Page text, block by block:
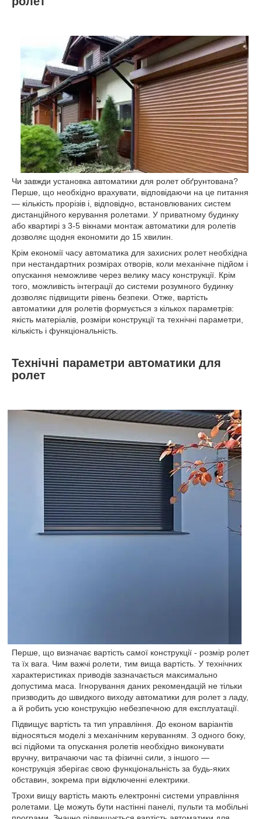
Чи завжди установка автоматики для ролет обґрунтована?
Перше, що необхідно врахувати, відповідаючи на це питання
— кількість прорізів і, відповідно, встановлюваних систем
дистанційного керування ролетами. У приватному будинку
або квартирі з 3-5 вікнами монтаж автоматики для ролетів
дозволяє щодня економити до 15 хвилин.
Крім економії часу автоматика для захисних ролет необхідна
при нестандартних розмірах отворів, коли механічне підйом і
опускання неможливе через велику масу конструкції. Крім
того, можливість інтеграції до системи розумного будинку
дозволяє підвищити рівень безпеки. Отже, вартість
автоматики для ролетів формується з кількох параметрів:
якість матеріалів, розміри конструкції та технічні параметри,
кількість і функціональність.
Технічні параметри автоматики для
ролет
Перше, що визначає вартість самої конструкції - розмір ролет
та їх вага. Чим важчі ролети, тим вища вартість. У технічних
характеристиках приводів зазначається максимально
допустима маса. Ігнорування даних рекомендацій не тільки
призводить до швидкого виходу автоматики для ролет з ладу,
а й робить усю конструкцію небезпечною для експлуатації.
Підвищує вартість та тип управління. До економ варіантів
відносяться моделі з механічним керуванням. З одного боку,
всі підйоми та опускання ролетів необхідно виконувати
вручну, витрачаючи час та фізичні сили, з іншого —
конструкція зберігає свою функціональність за будь-яких
обставин, зокрема при відключенні електрики.
Трохи вищу вартість мають електронні системи управління
ролетами. Це можуть бути настінні панелі, пульти та мобільні